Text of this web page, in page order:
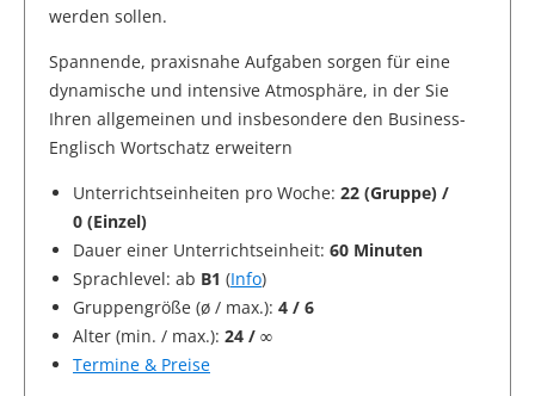
werden sollen.
Spannende, praxisnahe Aufgaben sorgen für eine
dynamische und intensive Atmosphäre, in der Sie
Ihren allgemeinen und insbesondere den Business-
Englisch Wortschatz erweitern
Unterrichtseinheiten pro Woche: 22 (Gruppe) /
0 (Einzel)
Dauer einer Unterrichtseinheit: 60 Minuten
Sprachlevel: ab B1 (Info)
Gruppengröße (ø / max.): 4 / 6
Alter (min. / max.): 24 / ∞
Termine & Preise